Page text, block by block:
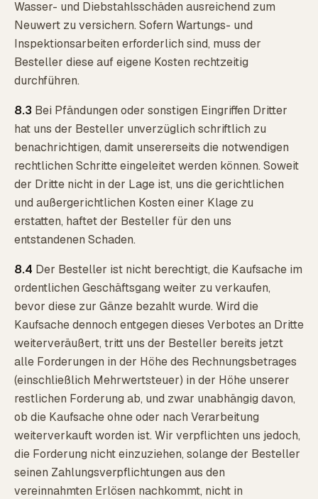
Wasser- und Diebstahlsschäden ausreichend zum
Neuwert zu versichern. Sofern Wartungs- und
Inspektionsarbeiten erforderlich sind, muss der
Besteller diese auf eigene Kosten rechtzeitig
durchführen.
8.3 Bei Pfändungen oder sonstigen Eingriffen Dritter
hat uns der Besteller unverzüglich schriftlich zu
benachrichtigen, damit unsererseits die notwendigen
rechtlichen Schritte eingeleitet werden können. Soweit
der Dritte nicht in der Lage ist, uns die gerichtlichen
und außergerichtlichen Kosten einer Klage zu
erstatten, haftet der Besteller für den uns
entstandenen Schaden.
8.4 Der Besteller ist nicht berechtigt, die Kaufsache im
ordentlichen Geschäftsgang weiter zu verkaufen,
bevor diese zur Gänze bezahlt wurde. Wird die
Kaufsache dennoch entgegen dieses Verbotes an Dritte
weiterveräußert, tritt uns der Besteller bereits jetzt
alle Forderungen in der Höhe des Rechnungsbetrages
(einschließlich Mehrwertsteuer) in der Höhe unserer
restlichen Forderung ab, und zwar unabhängig davon,
ob die Kaufsache ohne oder nach Verarbeitung
weiterverkauft worden ist. Wir verpflichten uns jedoch,
die Forderung nicht einzuziehen, solange der Besteller
seinen Zahlungsverpflichtungen aus den
vereinnahmten Erlösen nachkommt, nicht in